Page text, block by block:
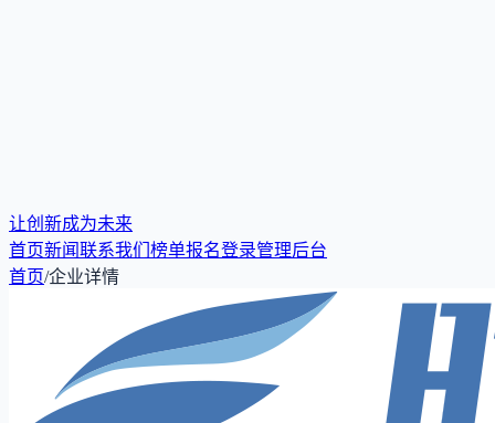
让创新成为未来
首页新闻联系我们 榜单报名登录管理后台
首页/企业详情